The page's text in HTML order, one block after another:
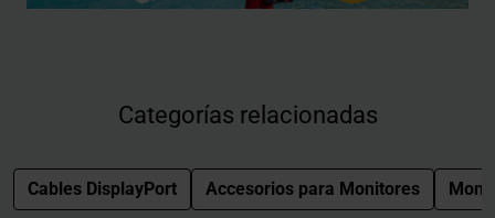
Categorías relacionadas
Cables DisplayPort Accesorios para Monitores